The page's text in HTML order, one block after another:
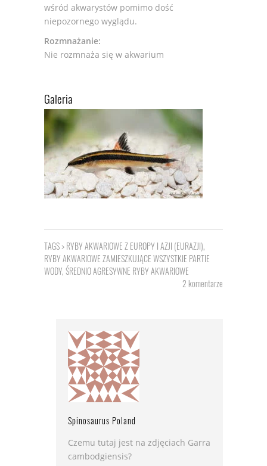
wśród akwarystów pomimo dość
niepozornego wyglądu.
Rozmnażanie:
Nie rozmnaża się w akwarium
Galeria
TAGS >RYBY AKWARIOWE Z EUROPY I AZJI (EURAZJI),
RYBY AKWARIOWE ZAMIESZKUJĄCE WSZYSTKIE PARTIE
WODY,ŚREDNIO AGRESYWNE RYBY AKWARIOWE
2 komentarze
Spinosaurus Poland
Czemu tutaj jest na zdjęciach Garra
cambodgiensis?